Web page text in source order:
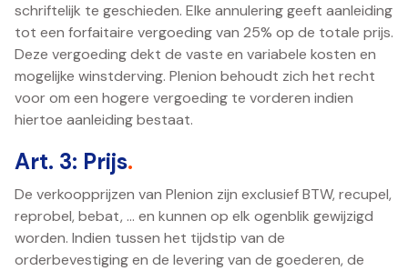
schriftelijk te geschieden. Elke annulering geeft aanleiding
tot een forfaitaire vergoeding van 25% op de totale prijs.
Deze vergoeding dekt de vaste en variabele kosten en
mogelijke winstderving. Plenion behoudt zich het recht
voor om een hogere vergoeding te vorderen indien
hiertoe aanleiding bestaat.
Art. 3: Prijs.
De verkoopprijzen van Plenion zijn exclusief BTW, recupel,
reprobel, bebat, … en kunnen op elk ogenblik gewijzigd
worden. Indien tussen het tijdstip van de
orderbevestiging en de levering van de goederen, de